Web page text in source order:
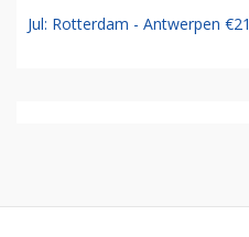
Jul: Rotterdam - Antwerpen €21